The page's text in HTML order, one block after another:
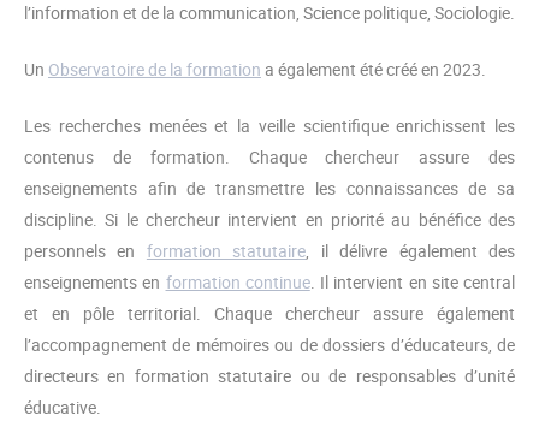
l’information et de la communication, Science politique, Sociologie.
Un Observatoire de la formation a également été créé en 2023.
Les recherches menées et la veille scientifique enrichissent les
contenus de formation. Chaque chercheur assure des
enseignements afin de transmettre les connaissances de sa
discipline. Si le chercheur intervient en priorité au bénéfice des
personnels en formation statutaire, il délivre également des
enseignements en formation continue. Il intervient en site central
et en pôle territorial. Chaque chercheur assure également
l’accompagnement de mémoires ou de dossiers d’éducateurs, de
directeurs en formation statutaire ou de responsables d’unité
éducative.